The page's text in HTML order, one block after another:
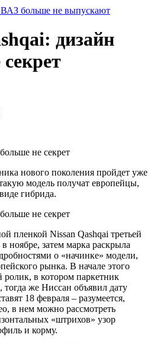
больше не выпускают
дизайн
нового поколения пройдет уже
модель получат европейцы,
гибрида.
пленкой Nissan Qashqai третьей
ноябре, затем марка раскрыла
о «начинке» модели,
рынка. В начале этого
ролик, в котором паркетник
тогда же Ниссан объявил дату
18 февраля – разумеется,
в нем можно рассмотреть
«штрихов» узор
и корму.